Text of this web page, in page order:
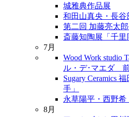
城雅典作品展
和田山真央・長谷
第二回 加藤亮太
斎藤知陶展「千里
7月
Wood Work studio
ル・デ･マエダ
Sugary Ceramics
手」
永草陽平・西野
8月